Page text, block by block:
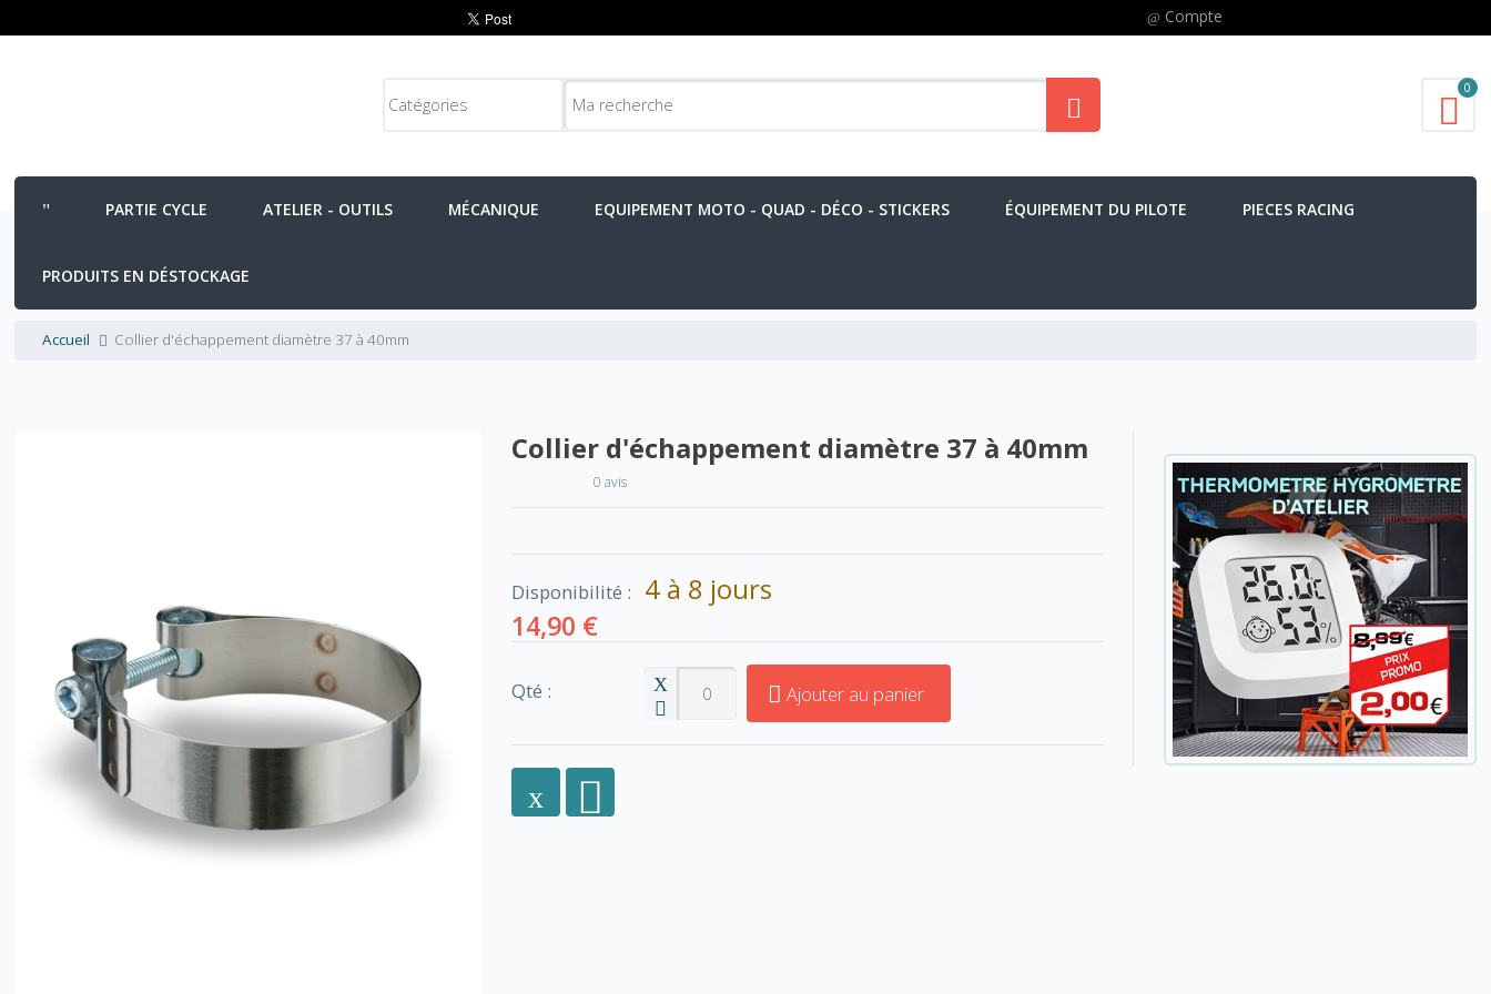
Compte
0
PARTIE CYCLE ATELIER - OUTILS MÉCANIQUE EQUIPEMENT MOTO - QUAD - DÉCO - STICKERS ÉQUIPEMENT DU PILOTE PIECES RACING
PRODUITS EN DÉSTOCKAGE
Accueil Collier d'échappement diamètre 37 à 40mm
Collier d'échappement diamètre 37 à 40mm
0 avis
Disponibilité : 4 à 8 jours
14,90 €
Qté : Ajouter au panier